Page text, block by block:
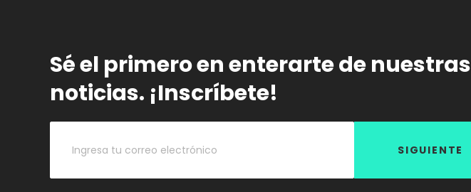
Sé el primero en enterarte de nuestras
noticias. ¡Inscríbete!
SIGUIENTE